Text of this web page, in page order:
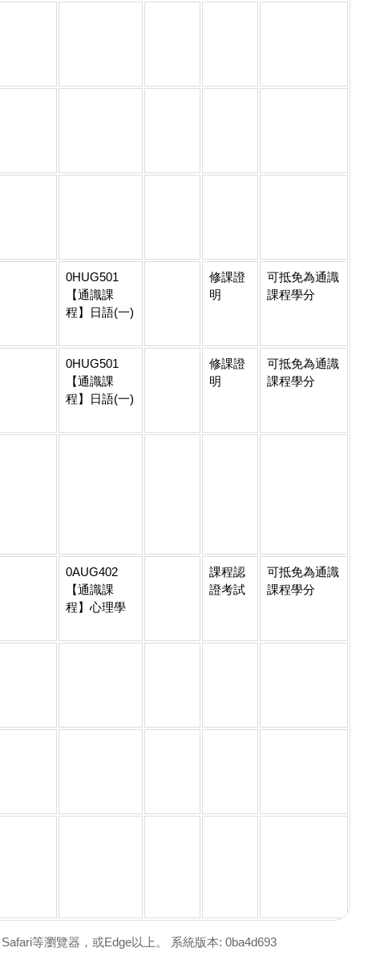
0HUG501
【通識課
程】日語(一)
修課證
明
可抵免為通識
課程學分
0HUG501
【通識課
程】日語(一)
修課證
明
可抵免為通識
課程學分
0AUG402
【通識課
程】心理學
課程認
證考試
可抵免為通識
課程學分
等瀏覽器，或Edge以上。 系統版本: 0ba4d693